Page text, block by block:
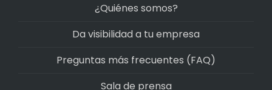
¿Quiénes somos?
Da visibilidad a tu empresa
Preguntas más frecuentes (FAQ)
Sala de prensa